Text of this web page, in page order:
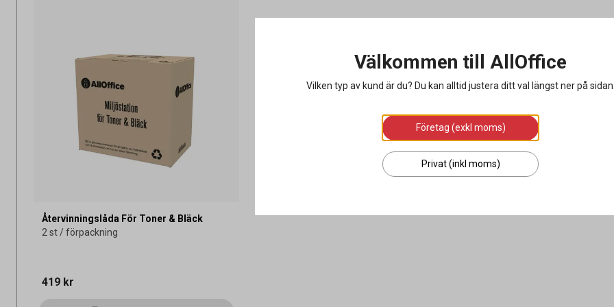
Återvinningslåda För Toner & Bläck
2 st / förpackning
419 kr
Välkommen till AllOffice
Vilken typ av kund är du? Du kan alltid justera ditt val längst ner på
Företag (exkl moms)
Privat (inkl moms)